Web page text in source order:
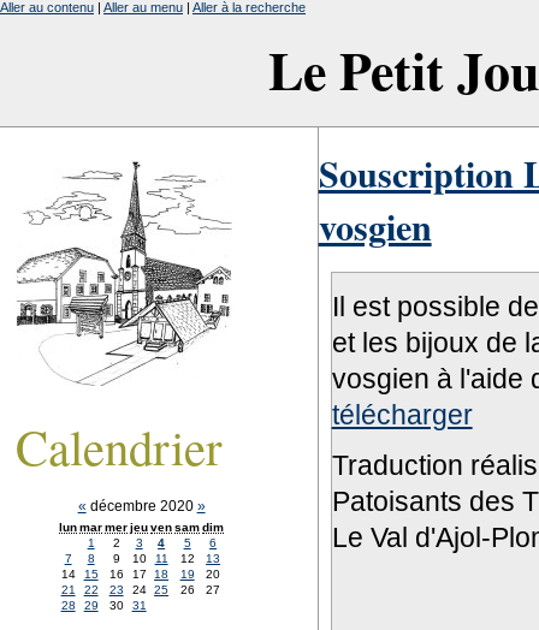
Le Petit
Aller au contenu | Aller au menu | Aller à la recherche
Souscription
vosgien
Il est possible
et les bijoux de
vosgien à l'aide
télécharger
Traduction
Patoisants des
Le Val d'Ajol-
Calendrier
« décembre 2020 »
lunmarmerjeuvensamdim
1
2 3 4 5
6
7
8 9 10 11 12
13
14
15 16 17 18 19
20
21
22 23 24 25 26
27
28
29 30 31